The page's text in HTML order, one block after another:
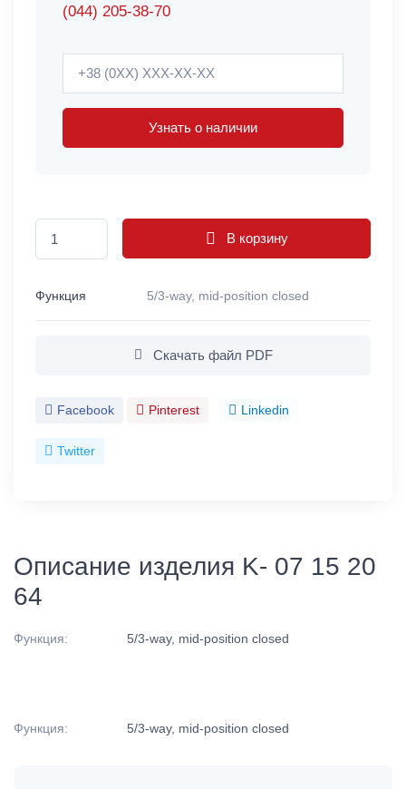
(044) 205-38-70
Узнать о наличии
В корзину
Функция 5/3-way, mid-position closed
Скачать файл PDF
Facebook Pinterest Linkedin
Twitter
Описание изделия K- 07 15 20
64
Функция: 5/3-way, mid-position closed
Функция: 5/3-way, mid-position closed